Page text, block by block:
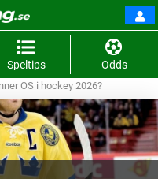
Speltips Odds
OS i hockey 2026?